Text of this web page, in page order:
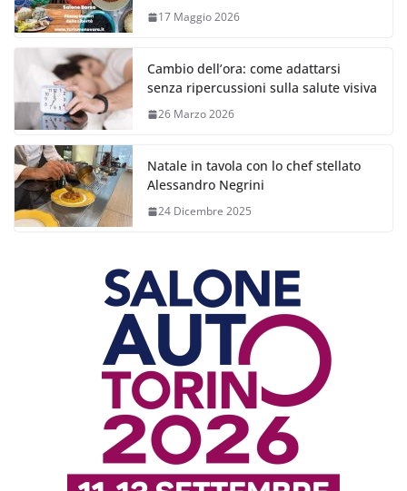
17 Maggio 2026
Cambio dell’ora: come adattarsi
senza ripercussioni sulla salute visiva
26 Marzo 2026
Natale in tavola con lo chef stellato
Alessandro Negrini
24 Dicembre 2025